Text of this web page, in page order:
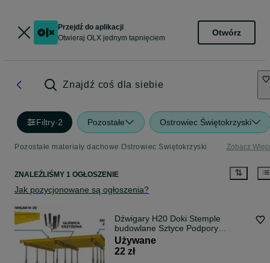
Przejdź do aplikacji
Otwieraj OLX jednym tapnięciem
Otwórz
Znajdź coś dla siebie
Filtry·2 Pozostałe Ostrowiec Świętokrzyski
Pozostałe materiały dachowe Ostrowiec Świętokrzyski Zobacz
ZNALEŹLIŚMY 1 OGŁOSZENIE
Jak pozycjonowane są ogłoszenia?
Dźwigary H20 Doki Stemple
budowlane Sztyce Podpory
Stropowe Głowice krzyżowe
Trójnogi Głowice krzyżowe Płyta
topolowa sklejka budowlana doki
Używane
22 zł